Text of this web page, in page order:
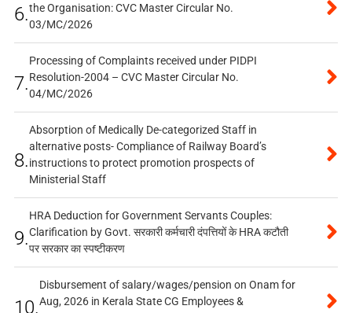
6.the Organisation: CVC Master Circular No.
03/MC/2026
7.
Processing of Complaints received under PIDPI
Resolution-2004 – CVC Master Circular No.
04/MC/2026
8.
Absorption of Medically De-categorized Staff in
alternative posts- Compliance of Railway Board’s
instructions to protect promotion prospects of
Ministerial Staff
9.
HRA Deduction for Government Servants Couples:
Clarification by Govt. सरकारी कर्मचारी दंपत्तियों के HRA कटौती
पर सरकार का स्पष्टीकरण
10.
Disbursement of salary/wages/pension on Onam for
Aug, 2026 in Kerala State CG Employees &